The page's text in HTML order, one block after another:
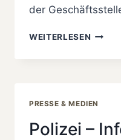
der
WEITERLESEN POLIZEI
PRESSE & MEDIEN
Polizei –